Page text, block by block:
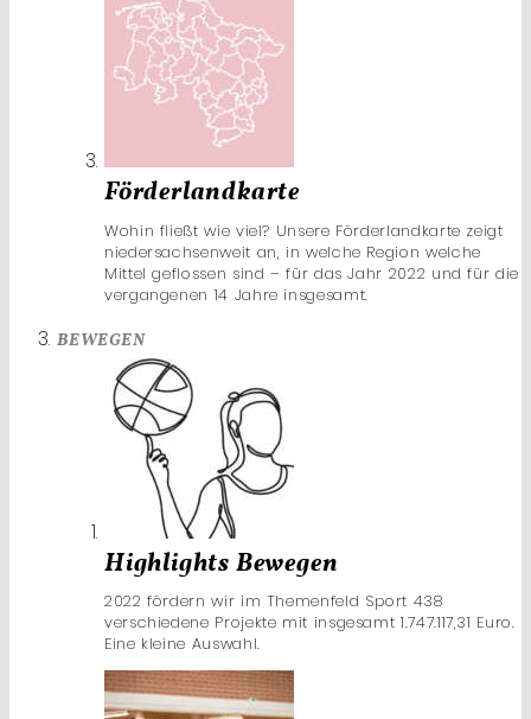
Förderlandkarte
Wohin fließt wie viel? Unsere Förderlandkarte zeigt
niedersachsenweit an, in welche Region welche
Mittel geflossen sind – für das Jahr 2022 und für die
vergangenen 14 Jahre insgesamt.
BEWEGEN
Highlights Bewegen
2022 fördern wir im Themenfeld Sport 438
verschiedene Projekte mit insgesamt 1.747.117,31 Euro.
Eine kleine Auswahl.